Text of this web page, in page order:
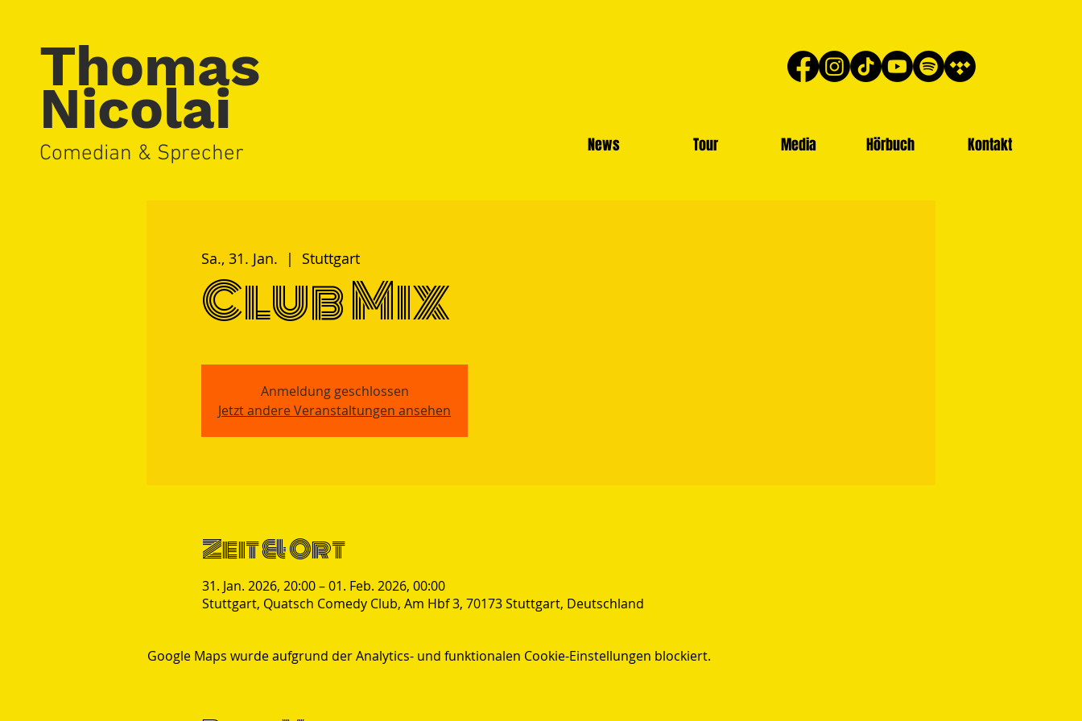
Thomas
Nicolai
Comedian & Sprecher News Tour Media Hörbuch Kontakt
Sa., 31. Jan.
  |
Stuttgart
Club Mix
Anmeldung geschlossen
Jetzt andere Veranstaltungen ansehen
Zeit & Ort
31. Jan. 2026, 20:00 – 01. Feb. 2026, 00:00
Stuttgart, Quatsch Comedy Club, Am Hbf 3, 70173 Stuttgart, Deutschland
Google Maps wurde aufgrund der Analytics- und funktionalen Cookie-Einstellungen blockiert.